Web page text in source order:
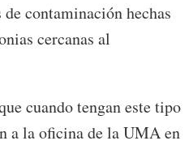
contaminación hechas
cercanas al
cuando tengan este tipo
a la oficina de la UMA en